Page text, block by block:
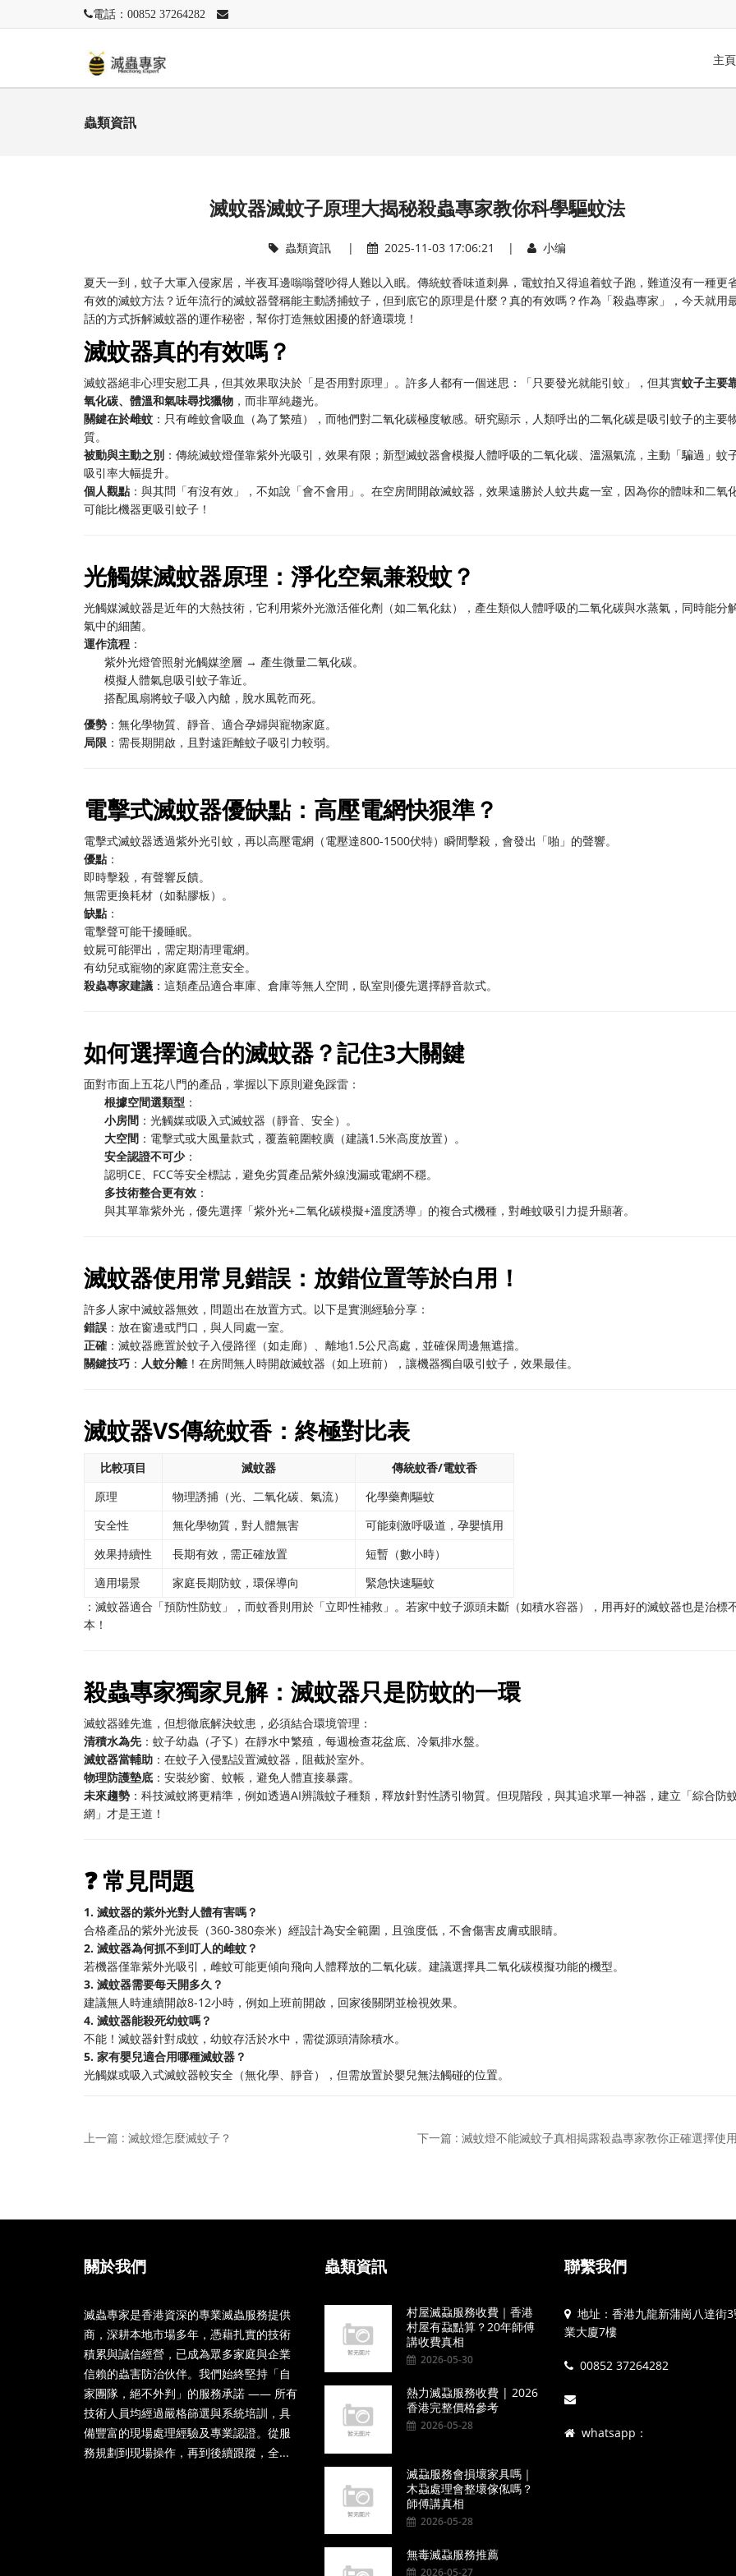
電話：00852 37264282
主頁
蟲類資訊
滅蚊器滅蚊子原理大揭秘殺蟲專家教你科學驅蚊法
蟲類資訊 | 2025-11-03 17:06:21 | 小编
夏天一到，蚊子大軍入侵家居，半夜耳邊嗡嗡聲吵得人難以入眠。傳統蚊香味道刺鼻，電蚊拍又得追着蚊子跑，難道沒有一種更
有效的滅蚊方法？近年流行的滅蚊器聲稱能主動誘捕蚊子，但到底它的原理是什麼？真的有效嗎？作為「殺蟲專家」，今天就用
話的方式拆解滅蚊器的運作秘密，幫你打造無蚊困擾的舒適環境！
滅蚊器真的有效嗎？
滅蚊器絕非心理安慰工具，但其效果取決於「是否用對原理」。許多人都有一個迷思：「只要發光就能引蚊」，但其實蚊子主要
氧化碳、體溫和氣味尋找獵物 ，而非單純趨光。
關鍵在於雌蚊：只有雌蚊會吸血（為了繁殖），而牠們對二氧化碳極度敏感。研究顯示，人類呼出的二氧化碳是吸引蚊子的主要
質。
被動與主動之別 ：傳統滅蚊燈僅靠紫外光吸引，效果有限；新型滅蚊器會模擬人體呼吸的二氧化碳、溫濕氣流，主動「騙過」蚊
吸引率大幅提升。
個人觀點 ：與其問「有沒有效」，不如說「會不會用」。在空房間開啟滅蚊器，效果遠勝於人蚊共處一室，因為你的體味和二氧
可能比機器更吸引蚊子！
光觸媒滅蚊器原理：淨化空氣兼殺蚊？
光觸媒滅蚊器是近年的大熱技術，它利用紫外光激活催化劑（如二氧化鈦），產生類似人體呼吸的二氧化碳與水蒸氣，同時能分
氣中的細菌。
運作流程 ：
紫外光燈管照射光觸媒塗層 → 產生微量二氧化碳。
模擬人體氣息吸引蚊子靠近。
搭配風扇將蚊子吸入內艙，脫水風乾而死。
優勢 ：無化學物質、靜音、適合孕婦與寵物家庭。
局限 ：需長期開啟，且對遠距離蚊子吸引力較弱。
電擊式滅蚊器優缺點：高壓電網快狠準？
電擊式滅蚊器透過紫外光引蚊，再以高壓電網（電壓達800-1500伏特）瞬間擊殺，會發出「啪」的聲響。
優點 ：
即時擊殺，有聲響反饋。
無需更換耗材（如黏膠板）。
缺點 ：
電擊聲可能干擾睡眠。
蚊屍可能彈出，需定期清理電網。
有幼兒或寵物的家庭需注意安全。
殺蟲專家建議 ：這類產品適合車庫、倉庫等無人空間，臥室則優先選擇靜音款式。
如何選擇適合的滅蚊器？記住3大關鍵
面對市面上五花八門的產品，掌握以下原則避免踩雷：
根據空間選類型 ：
小房間 ：光觸媒或吸入式滅蚊器（靜音、安全）。
大空間 ：電擊式或大風量款式，覆蓋範圍較廣（建議1.5米高度放置）。
安全認證不可少：
認明CE、FCC等安全標誌，避免劣質產品紫外線洩漏或電網不穩。
多技術整合更有效 ：
與其單靠紫外光，優先選擇「紫外光+二氧化碳模擬+溫度誘導」的複合式機種，對雌蚊吸引力提升顯著。
滅蚊器使用常見錯誤：放錯位置等於白用！
許多人家中滅蚊器無效，問題出在放置方式。以下是實測經驗分享：
錯誤 ：放在窗邊或門口，與人同處一室。
正確 ：滅蚊器應置於蚊子入侵路徑（如走廊）、離地1.5公尺高處，並確保周邊無遮擋。
關鍵技巧 ： 人蚊分離！在房間無人時開啟滅蚊器（如上班前），讓機器獨自吸引蚊子，效果最佳。
滅蚊器VS傳統蚊香：終極對比表
比較項目 滅蚊器
傳統蚊香/電蚊香
原理
物理誘捕（光、二氧化碳、氣流）
化學藥劑驅蚊
安全性
無化學物質，對人體無害
可能刺激呼吸道，孕嬰慎用
效果持續性
長期有效，需正確放置
短暫（數小時）
適用場景
家庭長期防蚊，環保導向
緊急快速驅蚊
：滅蚊器適合「預防性防蚊」，而蚊香則用於「立即性補救」。若家中蚊子源頭未斷（如積水容器），用再好的滅蚊器也是治標
本！
殺蟲專家獨家見解：滅蚊器只是防蚊的一環
滅蚊器雖先進，但想徹底解決蚊患，必須結合環境管理：
清積水為先：蚊子幼蟲（孑孓）在靜水中繁殖，每週檢查花盆底、冷氣排水盤。
滅蚊器當輔助 ：在蚊子入侵點設置滅蚊器，阻截於室外。
物理防護墊底 ：安裝紗窗、蚊帳，避免人體直接暴露。
未來趨勢 ：科技滅蚊將更精準，例如透過AI辨識蚊子種類，釋放針對性誘引物質。但現階段，與其追求單一神器，建立「綜合防
網」才是王道！
❓ 常見問題
1. 滅蚊器的紫外光對人體有害嗎？
合格產品的紫外光波長（360-380奈米）經設計為安全範圍，且強度低，不會傷害皮膚或眼睛。
2. 滅蚊器為何抓不到叮人的雌蚊？
若機器僅靠紫外光吸引，雌蚊可能更傾向飛向人體釋放的二氧化碳。建議選擇具二氧化碳模擬功能的機型。
3. 滅蚊器需要每天開多久？
建議無人時連續開啟8-12小時，例如上班前開啟，回家後關閉並檢視效果。
4. 滅蚊器能殺死幼蚊嗎？
不能！滅蚊器針對成蚊，幼蚊存活於水中，需從源頭清除積水。
5. 家有嬰兒適合用哪種滅蚊器？
光觸媒或吸入式滅蚊器較安全（無化學、靜音），但需放置於嬰兒無法觸碰的位置。
上一篇 : 滅蚊燈怎麼滅蚊子？
關於我們
滅蟲專家是香港資深的專業滅蟲服務提供
商，深耕本地市場多年，憑藉扎實的技術
積累與誠信經營，已成為眾多家庭與企業
信賴的蟲害防治伙伴。我們始終堅持「自
家團隊，絕不外判」的服務承諾 —— 所有
技術人員均經過嚴格篩選與系統培訓，具
備豐富的現場處理經驗及專業認證。從服
務規劃到現場操作，再到後續跟蹤，全...
蟲類資訊
村屋滅蝨服務收費｜香港
村屋有蝨點算？20年師傅
講收費真相
2026-05-30
熱力滅蝨服務收費 | 2026
香港完整價格參考
2026-05-28
滅蝨服務會損壞家具嗎｜
木蝨處理會整壞傢俬嗎？
師傅講真相
2026-05-28
無毒滅蝨服務推薦
2026-05-27
聯繫我們
地址：香港九龍新蒲崗八達街
業大廈7樓
00852 37264282
whatsapp：